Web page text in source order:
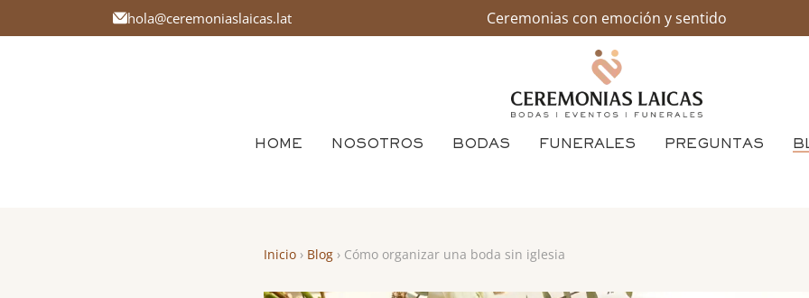
hola@ceremoniaslaicas.lat Ceremonias con emoción y sentido
HOME NOSOTROS BODAS FUNERALES PREGUNTAS
Inicio › Blog › Cómo organizar una boda sin iglesia